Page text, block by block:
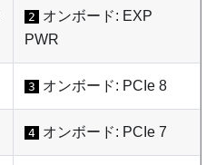
2
オンボード: EXP
PWR
3 オンボード: PCIe 8
4 オンボード: PCIe 7